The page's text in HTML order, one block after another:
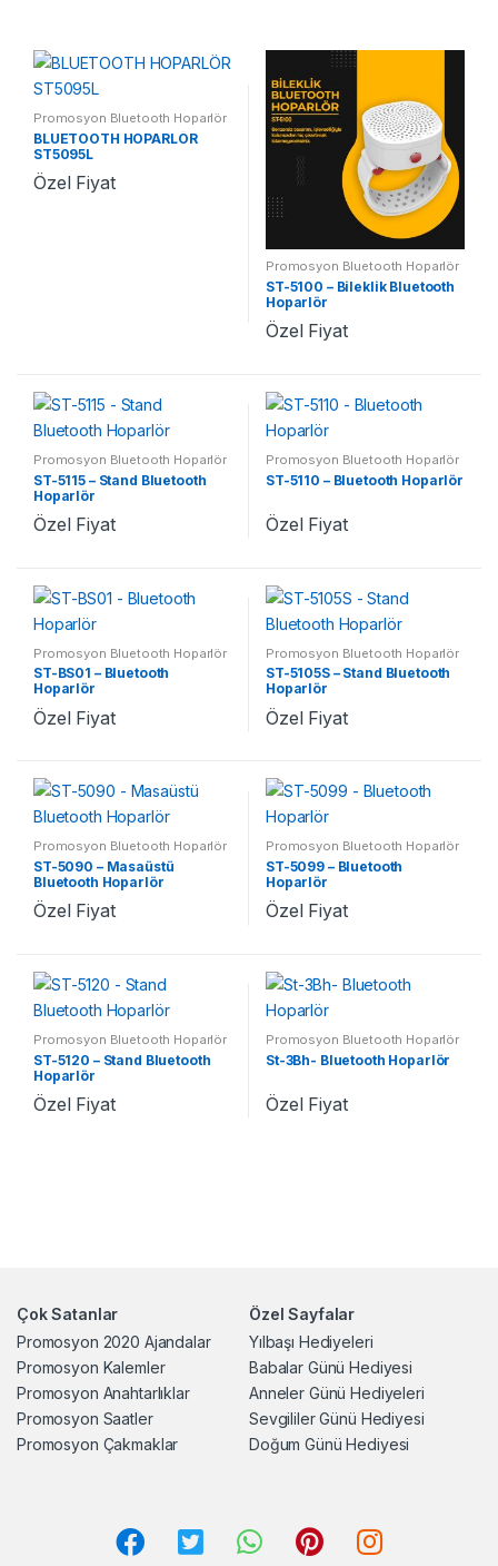
Promosyon Bluetooth Hoparlör
BLUETOOTH HOPARLÖR
ST5095L
Özel Fiyat
Promosyon Bluetooth Hoparlör
ST-5100 – Bileklik Bluetooth
Hoparlör
Özel Fiyat
Promosyon Bluetooth Hoparlör
ST-5115 – Stand Bluetooth
Hoparlör
Özel Fiyat
Promosyon Bluetooth Hoparlör
ST-5110 – Bluetooth Hoparlör
Özel Fiyat
Promosyon Bluetooth Hoparlör
ST-BS01 – Bluetooth
Hoparlör
Özel Fiyat
Promosyon Bluetooth Hoparlör
ST-5105S – Stand Bluetooth
Hoparlör
Özel Fiyat
Promosyon Bluetooth Hoparlör
ST-5090 – Masaüstü
Bluetooth Hoparlör
Özel Fiyat
Promosyon Bluetooth Hoparlör
ST-5099 – Bluetooth
Hoparlör
Özel Fiyat
Promosyon Bluetooth Hoparlör
ST-5120 – Stand Bluetooth
Hoparlör
Özel Fiyat
Promosyon Bluetooth Hoparlör
St-3Bh- Bluetooth Hoparlör
Özel Fiyat
Çok Satanlar
Promosyon 2020 Ajandalar
Promosyon Kalemler
Promosyon Anahtarlıklar
Promosyon Saatler
Promosyon Çakmaklar
Özel Sayfalar
Yılbaşı Hediyeleri
Babalar Günü Hediyesi
Anneler Günü Hediyeleri
Sevgililer Günü Hediyesi
Doğum Günü Hediyesi